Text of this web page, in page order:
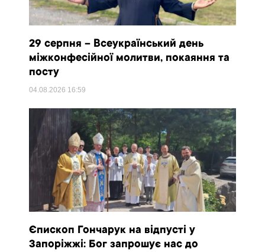
29 серпня – Всеукраїнський день
міжконфесійної молитви, покаяння та
посту
04.08.2026 16:59
Єпископ Гончарук на відпусті у
Запоріжжі: Бог запрошує нас до